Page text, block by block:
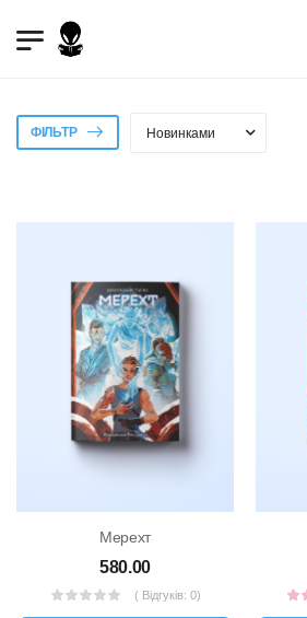
ФІЛЬТР
Мерехт
580.00
( Відгуків: 0)